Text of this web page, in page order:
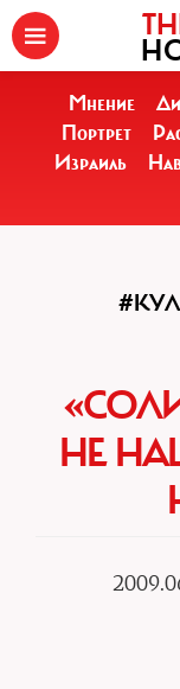
Мнение
Портрет
Израиль
НЕ